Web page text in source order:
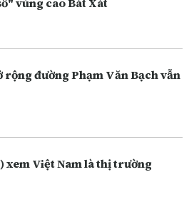
vùng cao Bát Xát
rộng đường Phạm Văn Bạch vẫn
xem Việt Nam là thị trường